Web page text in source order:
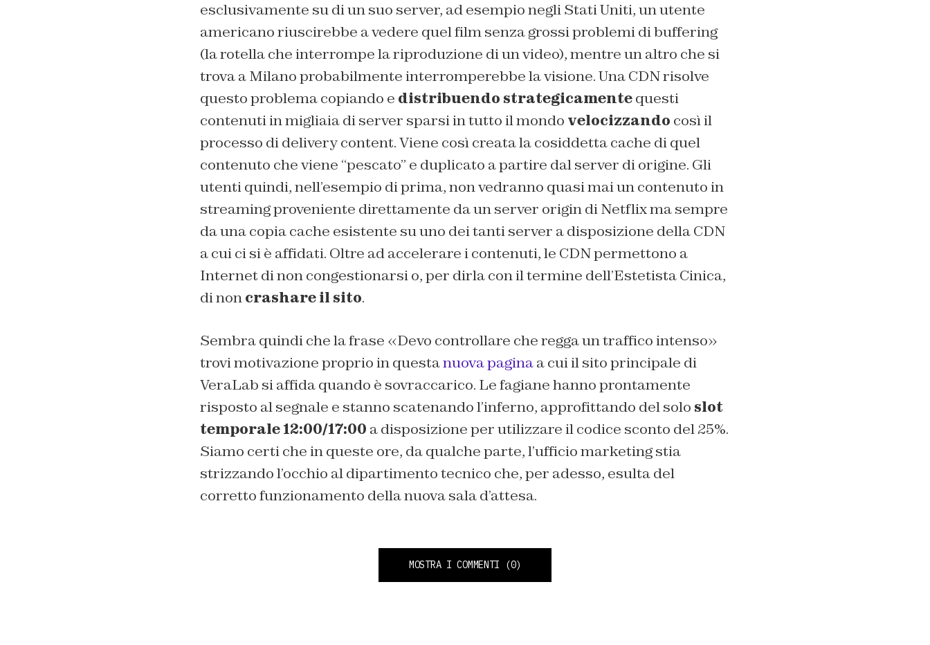
esclusivamente su di un suo server, ad esempio negli Stati Uniti, un utente
americano riuscirebbe a vedere quel film senza grossi problemi di buffering
(la rotella che interrompe la riproduzione di un video), mentre un altro che si
trova a Milano probabilmente interromperebbe la visione. Una CDN risolve
questo problema copiando e distribuendo strategicamentequesti
contenuti in migliaia di server sparsi in tutto il mondo velocizzando così il
processo didelivery content. Viene così creata la cosiddetta cache di quel
contenuto che viene “pescato” e duplicato a partire dalserver di origine. Gli
utenti quindi, nell’esempio di prima, non vedranno quasi mai un contenuto in
streaming proveniente direttamente da unserver origindi Netflix ma sempre
da una copia cache esistente su uno dei tanti server a disposizione della CDN
a cui ci si è affidati. Oltre ad accelerare i contenuti, le CDN permettono a
Internet di non congestionarsi o, per dirla con il termine dell’Estetista Cinica,
di noncrashare il sito.
Sembra quindi che la frase «Devo controllare che regga un traffico intenso»
trovi motivazione proprio in questanuova paginaa cui il sito principale di
VeraLab si affida quando è sovraccarico. Lefagianehanno prontamente
risposto al segnale e stanno scatenando l’inferno, approfittando del solo slot
temporale 12:00/17:00 a disposizione per utilizzare il codice sconto del 25%.
Siamo certi che in queste ore, da qualche parte, l’ufficio marketing stia
strizzando l’occhio al dipartimento tecnico che, per adesso, esulta del
corretto funzionamento della nuovasala d’attesa.
MOSTRA I COMMENTI (0)